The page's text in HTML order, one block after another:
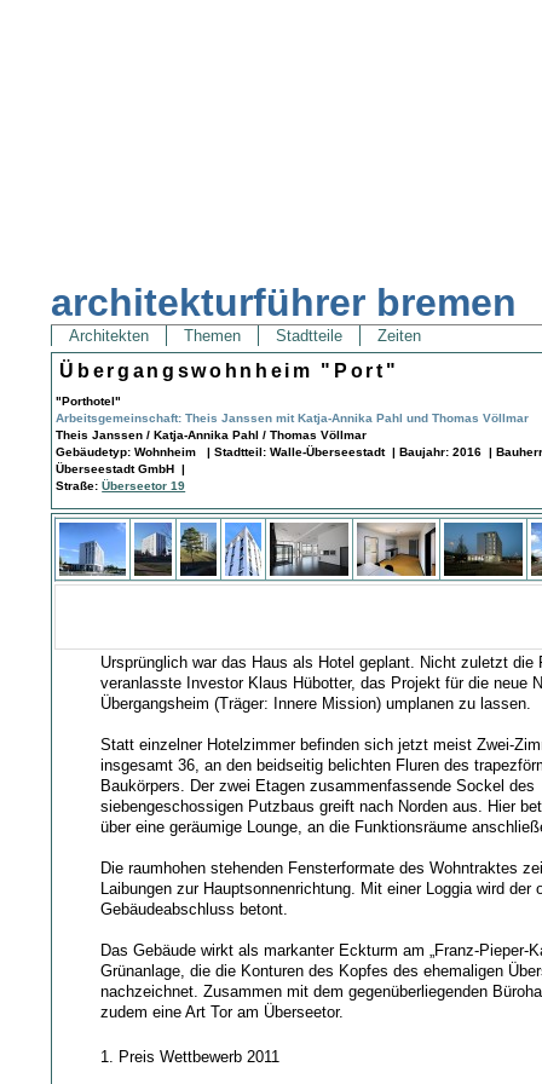
architekturführer bremen
Architekten Themen Stadtteile Zeiten
Übergangswohnheim "Port"
"Porthotel"
Arbeitsgemeinschaft: Theis Janssen mit Katja-Annika Pahl und Thomas Völlmar
Theis Janssen / Katja-Annika Pahl / Thomas Völlmar
Gebäudetyp: Wohnheim | Stadtteil: Walle-Überseestadt | Baujahr: 2016 |
Überseestadt GmbH |
Straße:Überseetor 19
Ursprünglich war das Haus als Hotel geplant. Nicht zuletzt die
veranlasste Investor Klaus Hübotter, das Projekt für die neue
Übergangsheim (Träger: Innere Mission) umplanen zu lassen.
Statt einzelner Hotelzimmer befinden sich jetzt meist Zwei-
insgesamt 36, an den beidseitig belichten Fluren des
Baukörpers. Der zwei Etagen zusammenfassende Sockel des
siebengeschossigen Putzbaus greift nach Norden aus. Hier
über eine geräumige Lounge, an die Funktionsräume
Die raumhohen stehenden Fensterformate des Wohntraktes
Laibungen zur Hauptsonnenrichtung. Mit einer Loggia wird der
Gebäudeabschluss betont.
Das Gebäude wirkt als markanter Eckturm am „Franz-Pieper-
Grünanlage, die die Konturen des Kopfes des ehemaligen
nachzeichnet. Zusammen mit dem gegenüberliegenden
zudem eine Art Tor am Überseetor.
1. Preis Wettbewerb 2011